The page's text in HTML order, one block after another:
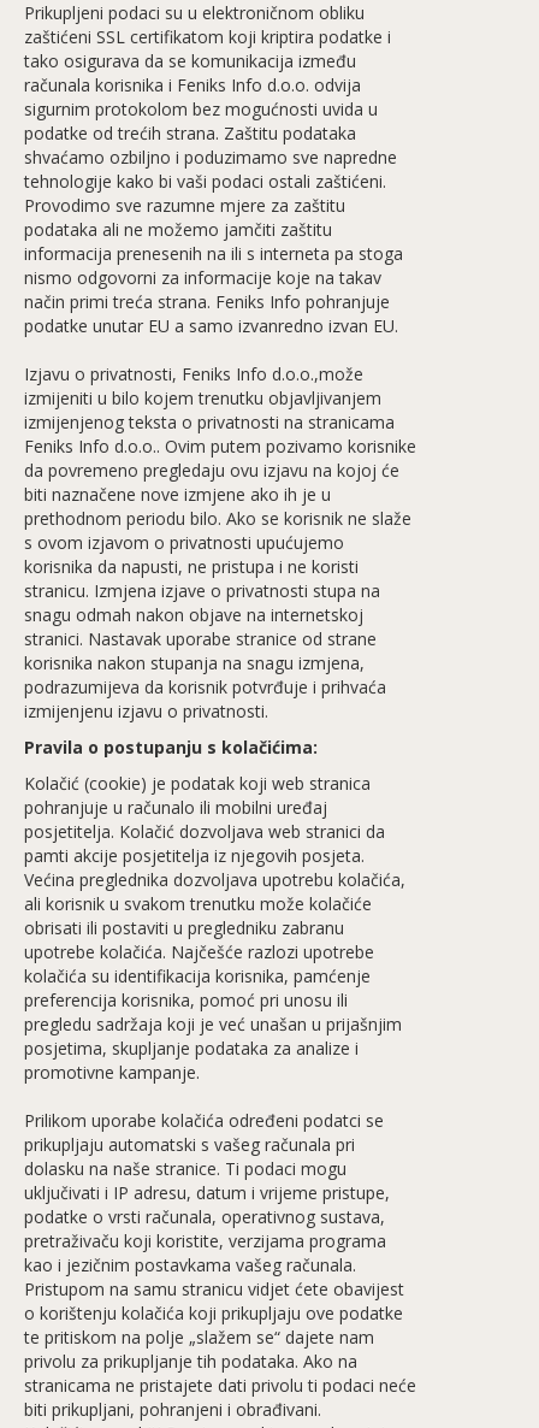
Prikupljeni podaci su u elektroničnom obliku
zaštićeni SSL certifikatom koji kriptira podatke i
tako osigurava da se komunikacija između
računala korisnika i Feniks Info d.o.o. odvija
sigurnim protokolom bez mogućnosti uvida u
podatke od trećih strana. Zaštitu podataka
shvaćamo ozbiljno i poduzimamo sve napredne
tehnologije kako bi vaši podaci ostali zaštićeni.
Provodimo sve razumne mjere za zaštitu
podataka ali ne možemo jamčiti zaštitu
informacija prenesenih na ili s interneta pa stoga
nismo odgovorni za informacije koje na takav
način primi treća strana. Feniks Info pohranjuje
podatke unutar EU a samo izvanredno izvan EU.
Izjavu o privatnosti, Feniks Info d.o.o.,može
izmijeniti u bilo kojem trenutku objavljivanjem
izmijenjenog teksta o privatnosti na stranicama
Feniks Info d.o.o.. Ovim putem pozivamo korisnike
da povremeno pregledaju ovu izjavu na kojoj će
biti naznačene nove izmjene ako ih je u
prethodnom periodu bilo. Ako se korisnik ne slaže
s ovom izjavom o privatnosti upućujemo
korisnika da napusti, ne pristupa i ne koristi
stranicu. Izmjena izjave o privatnosti stupa na
snagu odmah nakon objave na internetskoj
stranici. Nastavak uporabe stranice od strane
korisnika nakon stupanja na snagu izmjena,
podrazumijeva da korisnik potvrđuje i prihvaća
izmijenjenu izjavu o privatnosti.
Pravila o postupanju s kolačićima:
Kolačić (cookie) je podatak koji web stranica
pohranjuje u računalo ili mobilni uređaj
posjetitelja. Kolačić dozvoljava web stranici da
pamti akcije posjetitelja iz njegovih posjeta.
Većina preglednika dozvoljava upotrebu kolačića,
ali korisnik u svakom trenutku može kolačiće
obrisati ili postaviti u pregledniku zabranu
upotrebe kolačića. Najčešće razlozi upotrebe
kolačića su identifikacija korisnika, pamćenje
preferencija korisnika, pomoć pri unosu ili
pregledu sadržaja koji je već unašan u prijašnjim
posjetima, skupljanje podataka za analize i
promotivne kampanje.
Prilikom uporabe kolačića određeni podatci se
prikupljaju automatski s vašeg računala pri
dolasku na naše stranice. Ti podaci mogu
uključivati i IP adresu, datum i vrijeme pristupe,
podatke o vrsti računala, operativnog sustava,
pretraživaču koji koristite, verzijama programa
kao i jezičnim postavkama vašeg računala.
Pristupom na samu stranicu vidjet ćete obavijest
o korištenju kolačića koji prikupljaju ove podatke
te pritiskom na polje „slažem se“ dajete nam
privolu za prikupljanje tih podataka. Ako na
stranicama ne pristajete dati privolu ti podaci neće
biti prikupljani, pohranjeni i obrađivani.